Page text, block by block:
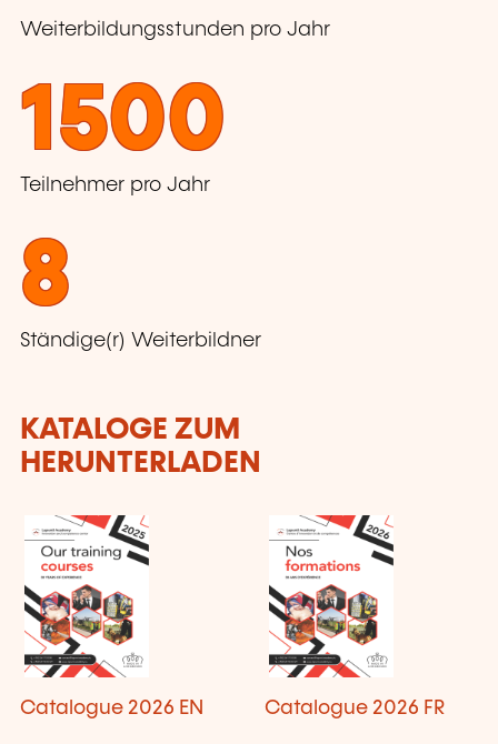
Weiterbildungsstunden pro Jahr
1500
Teilnehmer pro Jahr
8
Ständige(r) Weiterbildner
KATALOGE ZUM
HERUNTERLADEN
Catalogue 2026 EN Catalogue 2026 FR